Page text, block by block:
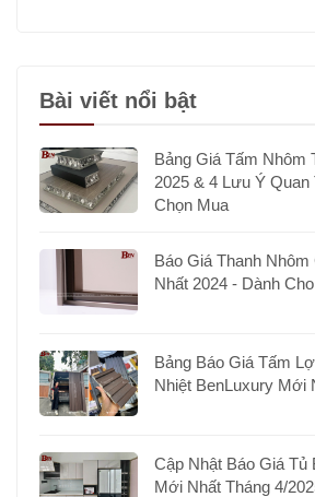
Bài viết nổi bật
Bảng Giá Tấm Nhôm
2025 & 4 Lưu Ý
Chọn Mua
Báo Giá Thanh
Nhất 2024 - Dành
Bảng Báo Giá Tấm
Nhiệt BenLuxury Mới
Cập Nhật Báo Giá Tủ
Mới Nhất Tháng 4/